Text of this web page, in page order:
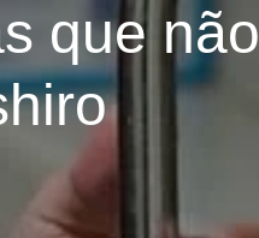
que não